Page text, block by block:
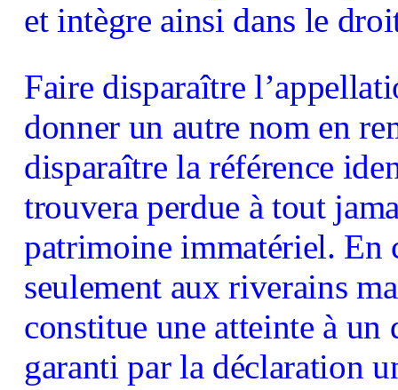
et intègre ainsi dans le
Faire disparaître
donner un autre nom en
disparaître la référence
trouvera perdue à tout
patrimoine immatériel. En
seulement aux riverains
constitue une atteinte à
garanti par la déclaration